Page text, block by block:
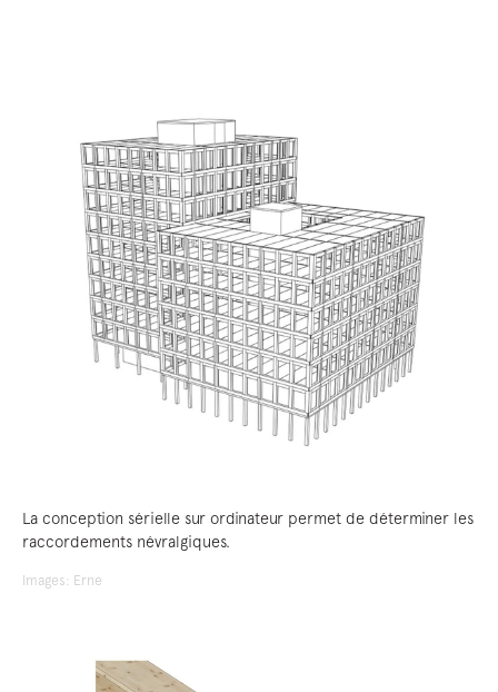
La conception sérielle sur ordinateur permet de déterminer les
raccordements névralgiques.
Images: Erne